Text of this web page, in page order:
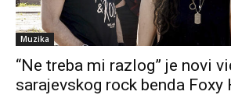
Muzika
“Ne treba mi razlog” je novi
sarajevskog rock benda Foxy